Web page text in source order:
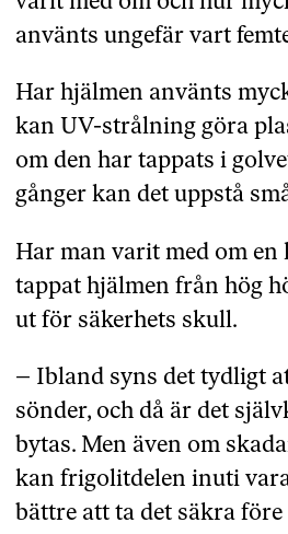
använts ungefär vart
Har hjälmen använts
kan UV-strålning göra
om den har tappats i
gånger kan det uppstå
Har man varit med om
tappat hjälmen från hög
ut för säkerhets skull.
– Ibland syns det tydligt
sönder, och då är det
bytas. Men även om
kan frigolitdelen inuti
bättre att ta det säkra